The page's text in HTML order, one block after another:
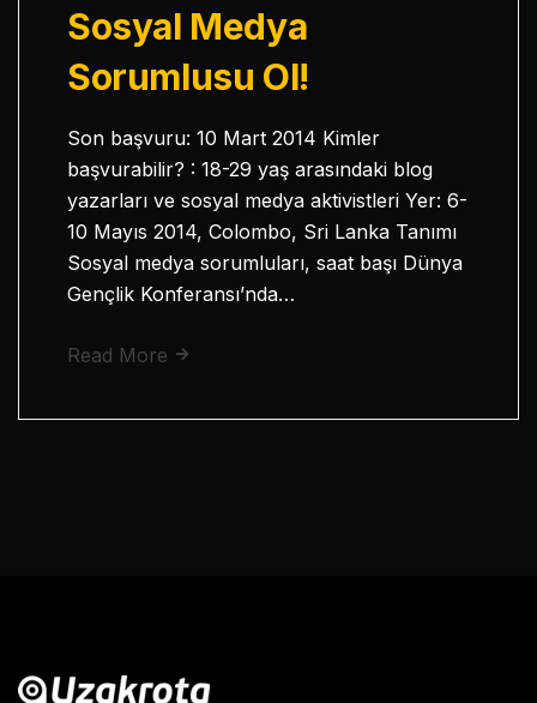
Sosyal Medya
Sorumlusu Ol!
Son başvuru: 10 Mart 2014 Kimler
başvurabilir? : 18-29 yaş arasındaki blog
yazarları ve sosyal medya aktivistleri Yer: 6-
10 Mayıs 2014, Colombo, Sri Lanka Tanımı
Sosyal medya sorumluları, saat başı Dünya
Gençlik Konferansı’nda…
Read More